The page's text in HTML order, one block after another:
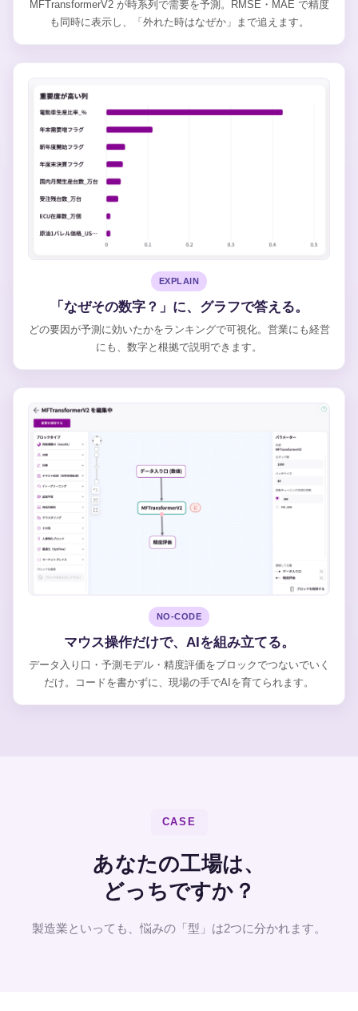
MFTransformerV2 が時系列で需要を予測。RMSE・MAE で精度
も同時に表示し、「外れた時はなぜか」まで追えます。
EXPLAIN
「なぜその数字？」に、グラフで答える。
どの要因が予測に効いたかをランキングで可視化。営業にも経営
にも、数字と根拠で説明できます。
NO-CODE
マウス操作だけで、AIを組み立てる。
データ入り口・予測モデル・精度評価をブロックでつないでいく
だけ。コードを書かずに、現場の手でAIを育てられます。
CASE
あなたの工場は、
どっちですか？
製造業といっても、悩みの「型」は2つに分かれます。